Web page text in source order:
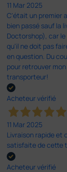
11 Mar 2025
C'était un premier
bien passé sauf la
Doctorshop), car
qu'il ne doit pas
en question. Du
pour retrouver
transporteur!
Acheteur vérifié
11 Mar 2025
Livraison rapide et
satisfaite de cette
Acheteur vérifié